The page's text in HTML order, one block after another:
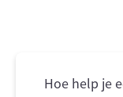
Hoe help je